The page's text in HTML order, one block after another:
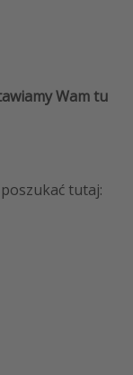
Wam tu
tutaj: